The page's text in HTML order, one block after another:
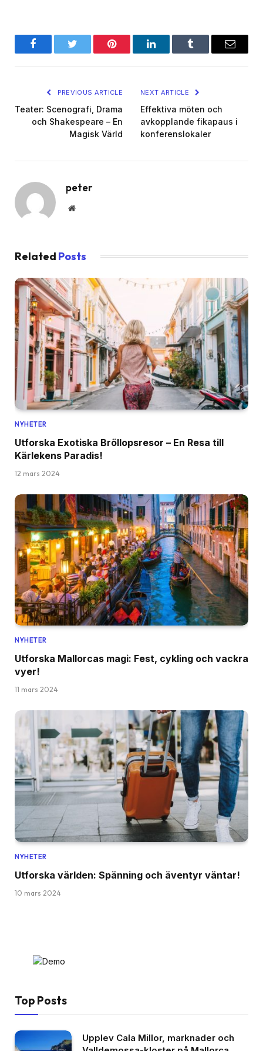
FacebookTwitter Pinterest LinkedInTumblr Email
PREVIOUS ARTICLE
Teater: Scenografi, Drama
och Shakespeare – En
Magisk Värld
NEXT ARTICLE
Effektiva möten och
avkopplande fikapaus i
konferenslokaler
peter
Website
Related Posts
NYHETER
Utforska Exotiska Bröllopsresor – En Resa till
Kärlekens Paradis!
12 mars 2024
NYHETER
Utforska Mallorcas magi: Fest, cykling och vackra
vyer!
11 mars 2024
NYHETER
Utforska världen: Spänning och äventyr väntar!
10 mars 2024
Top Posts
Upplev Cala Millor, marknader och